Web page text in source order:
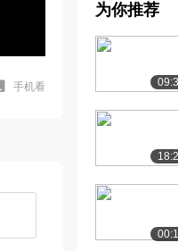
手机看
Multisi...
[7] 华中科技
运算放大器及
[8] 华中科技
运算放大器的
[9] 华中科技
为你推荐